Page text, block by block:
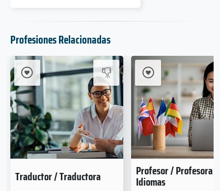
Profesiones Relacionadas
Traductor / Traductora Profesor / Profesora
Idiomas